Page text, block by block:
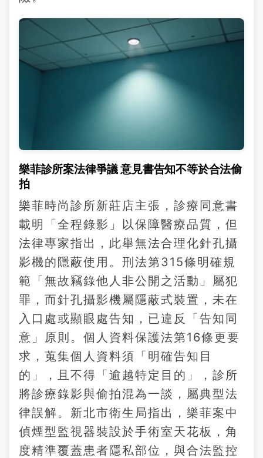
樂菲診所案法律爭議 意見書告知不等於合法偷
拍
樂菲時尚診所新莊店主張，診療同意書
載明「全程錄影」以保障醫療品質，但
法律專家指出，此舉無法合理化針孔攝
影機的隱蔽使用。刑法第315條明確規
範「無故竊錄他人非公開之活動」屬犯
罪，而針孔攝影機屬隱蔽式裝置，未在
入口處或顯眼處告知，已違反「告知同
意」原則。個人資料保護法第16條更要
求，蒐集個人資料須「明確告知目
的」，且不得「逾越特定目的」，診所
將診療錄影與偷拍混為一談，屬典型法
律誤解。新北市衛生局指出，樂菲案中
偵煙型監視器裝設於手術室天花板，角
度精準覆蓋患者隱私部位，與合法監控